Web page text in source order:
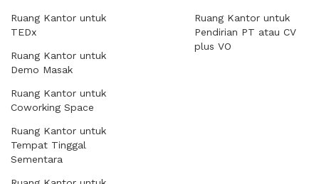
Ruang Kantor untuk
TEDx
Ruang Kantor untuk
Demo Masak
Ruang Kantor untuk
Coworking Space
Ruang Kantor untuk
Tempat Tinggal
Sementara
Ruang Kantor untuk
Pendirian PT atau CV
plus VO